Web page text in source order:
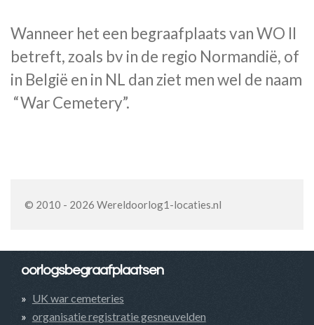
Wanneer het een begraafplaats van WO II
betreft, zoals bv in de regio Normandië, of
in België en in NL dan ziet men wel de naam
“War Cemetery”.
© 2010 - 2026 Wereldoorlog1-locaties.nl
oorlogsbegraafplaatsen
UK war cemeteries
organisatie registratie gesneuvelden